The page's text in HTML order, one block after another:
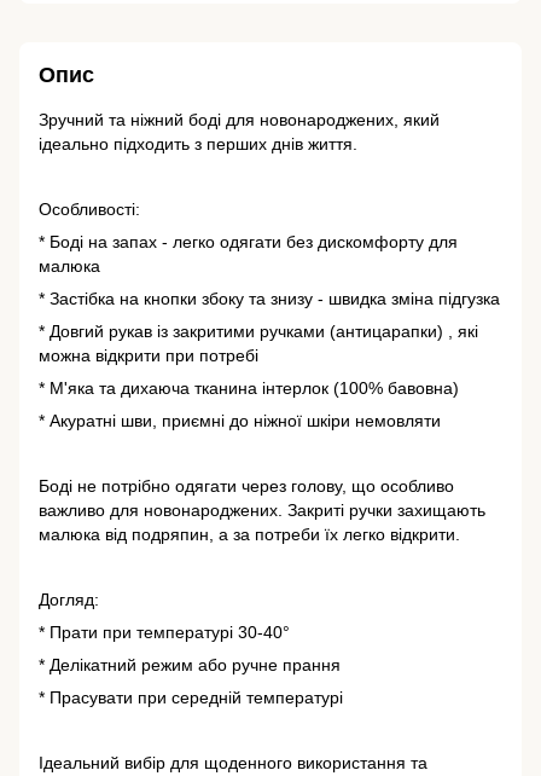
Опис
Зручний та ніжний боді для новонароджених, який
ідеально підходить з перших днів життя.
Особливості:
* Боді на запах - легко одягати без дискомфорту для
малюка
* Застібка на кнопки збоку та знизу - швидка зміна підгузка
* Довгий рукав із закритими ручками (антицарапки) , які
можна відкрити при потребі
* М'яка та дихаюча тканина інтерлок (100% бавовна)
* Акуратні шви, приємні до ніжної шкіри немовляти
Боді не потрібно одягати через голову, що особливо
важливо для новонароджених. Закриті ручки захищають
малюка від подряпин, а за потреби їх легко відкрити.
Догляд:
* Прати при температурі 30-40°
* Делікатний режим або ручне прання
* Прасувати при середній температурі
Ідеальний вибір для щоденного використання та